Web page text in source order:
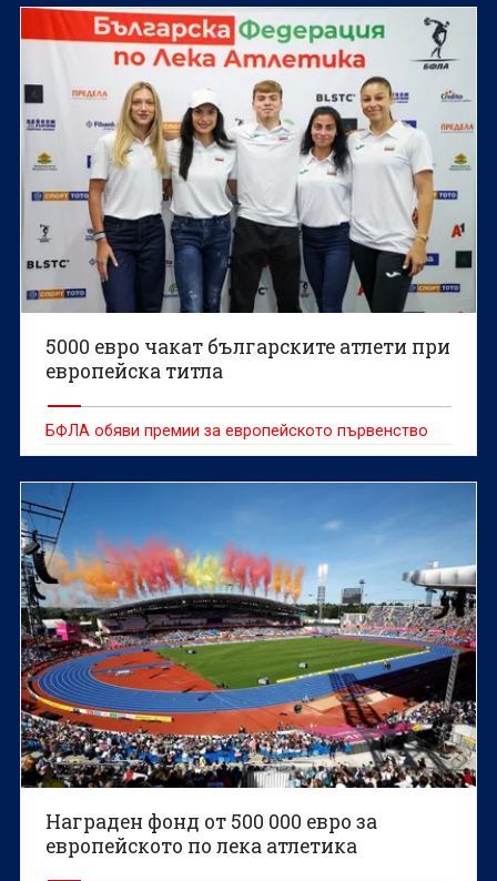
ще се проведе в Бирмингам от 10 до 16 август.
5000 евро чакат българските атлети при
европейска титла
БФЛА обяви премии за европейското първенство
Награден фонд от 500 000 евро за
европейското по лека атлетика